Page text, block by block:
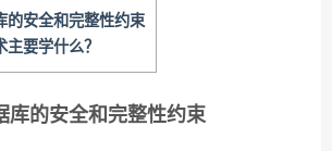
的安全和完整性约束
要学什么？
库的安全和完整性约束